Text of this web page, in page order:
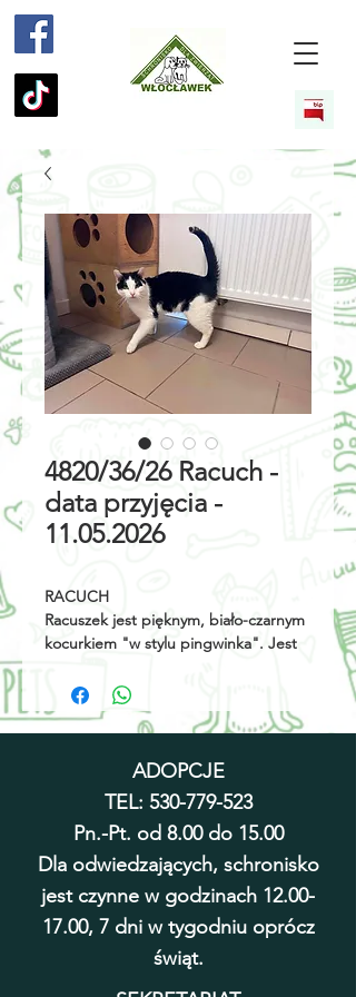
4820/36/26 Racuch -
data przyjęcia -
11.05.2026
RACUCH
Racuszek jest pięknym, biało-czarnym
kocurkiem "w stylu pingwinka". Jest
ok 2,5 roku. Racuch trafił do nas
chory, wyniszczony i... bardzo
nieśmiały. Pogłaskany zamieniał się w
cudownego, miziastego kota, ale
jednak kulił się, widząc rękę. Na
szczęście udało nam się pokonać
chorobę i jednocześnie przekonać
Racuszka, że nikt w schronisku nie
zrobi mu krzywdy. Teraz to wspaniały
kocur, który sam podchodzi do
człowieka po odrobinę uwagi i
czułości. Mimo że młody, Racuszek
jest stosunkowo spokojnym kotem. To
ADOPCJE
TEL: 530-779-523
Pn.-Pt. od 8.00 do 15.00
Dla odwiedzających, schronisko
jest czynne w godzinach 12.00-
17.00, 7 dni w tygodniu oprócz
świąt.